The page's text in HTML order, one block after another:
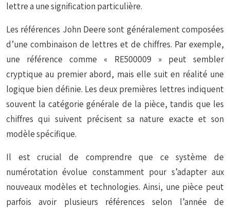
lettre a une signification particulière.
Les références John Deere sont généralement composées
d’une combinaison de lettres et de chiffres. Par exemple,
une référence comme « RE500009 » peut sembler
cryptique au premier abord, mais elle suit en réalité une
logique bien définie. Les deux premières lettres indiquent
souvent la catégorie générale de la pièce, tandis que les
chiffres qui suivent précisent sa nature exacte et son
modèle spécifique.
Il est crucial de comprendre que ce système de
numérotation évolue constamment pour s’adapter aux
nouveaux modèles et technologies. Ainsi, une pièce peut
parfois avoir plusieurs références selon l’année de